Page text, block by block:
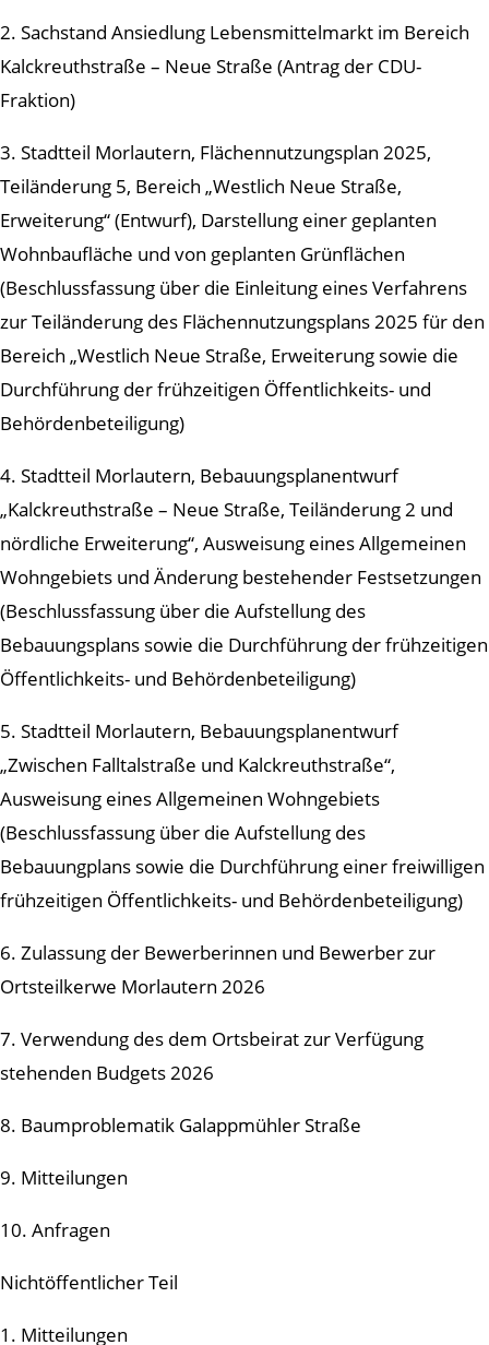
2. Sachstand Ansiedlung Lebensmittelmarkt im Bereich
Kalckreuthstraße – Neue Straße (Antrag der CDU-
Fraktion)
3. Stadtteil Morlautern, Flächennutzungsplan 2025,
Teiländerung 5, Bereich „Westlich Neue Straße,
Erweiterung“ (Entwurf), Darstellung einer geplanten
Wohnbaufläche und von geplanten Grünflächen
(Beschlussfassung über die Einleitung eines Verfahrens
zur Teiländerung des Flächennutzungsplans 2025 für den
Bereich „Westlich Neue Straße, Erweiterung sowie die
Durchführung der frühzeitigen Öffentlichkeits- und
Behördenbeteiligung)
4. Stadtteil Morlautern, Bebauungsplanentwurf
„Kalckreuthstraße – Neue Straße, Teiländerung 2 und
nördliche Erweiterung“, Ausweisung eines Allgemeinen
Wohngebiets und Änderung bestehender Festsetzungen
(Beschlussfassung über die Aufstellung des
Bebauungsplans sowie die Durchführung der frühzeitigen
Öffentlichkeits- und Behördenbeteiligung)
5. Stadtteil Morlautern, Bebauungsplanentwurf
„Zwischen Falltalstraße und Kalckreuthstraße“,
Ausweisung eines Allgemeinen Wohngebiets
(Beschlussfassung über die Aufstellung des
Bebauungplans sowie die Durchführung einer freiwilligen
frühzeitigen Öffentlichkeits- und Behördenbeteiligung)
6. Zulassung der Bewerberinnen und Bewerber zur
Ortsteilkerwe Morlautern 2026
7. Verwendung des dem Ortsbeirat zur Verfügung
stehenden Budgets 2026
8. Baumproblematik Galappmühler Straße
9. Mitteilungen
10. Anfragen
Nichtöffentlicher Teil
1. Mitteilungen